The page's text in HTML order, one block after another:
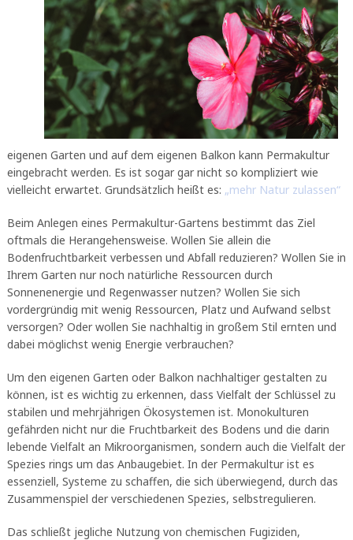
eigenen Garten und auf dem eigenen Balkon kann Permakultur
eingebracht werden. Es ist sogar gar nicht so kompliziert wie
vielleicht erwartet. Grundsätzlich heißt es: „mehr Natur zulassen“
Beim Anlegen eines Permakultur-Gartens bestimmt das Ziel
oftmals die Herangehensweise. Wollen Sie allein die
Bodenfruchtbarkeit verbessen und Abfall reduzieren? Wollen Sie in
Ihrem Garten nur noch natürliche Ressourcen durch
Sonnenenergie und Regenwasser nutzen? Wollen Sie sich
vordergründig mit wenig Ressourcen, Platz und Aufwand selbst
versorgen? Oder wollen Sie nachhaltig in großem Stil ernten und
dabei möglichst wenig Energie verbrauchen?
Um den eigenen Garten oder Balkon nachhaltiger gestalten zu
können, ist es wichtig zu erkennen, dass Vielfalt der Schlüssel zu
stabilen und mehrjährigen Ökosystemen ist. Monokulturen
gefährden nicht nur die Fruchtbarkeit des Bodens und die darin
lebende Vielfalt an Mikroorganismen, sondern auch die Vielfalt der
Spezies rings um das Anbaugebiet. In der Permakultur ist es
essenziell, Systeme zu schaffen, die sich überwiegend, durch das
Zusammenspiel der verschiedenen Spezies, selbstregulieren.
Das schließt jegliche Nutzung von chemischen Fugiziden,